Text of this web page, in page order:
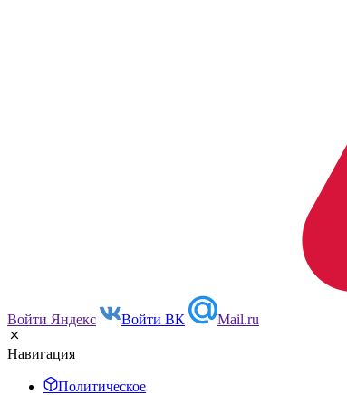
Войти Яндекс Войти ВК Mail.ru
Навигация
Политическое